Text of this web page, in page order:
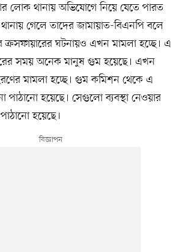
লোক থানায় অভিযোগে নিয়ে যেতে পারত
গেলে তাদের জামায়াত-বিএনপি বলে
ঘটনায়ও এখন মামলা হচ্ছে। এ
সময় অনেক মানুষ গুম হয়েছে। এখন
মামলা হচ্ছে। গুম কমিশন থেকে এ
পাঠানো হয়েছে। সেগুলো ব্যবস্থা নেওয়ার
হয়েছে।